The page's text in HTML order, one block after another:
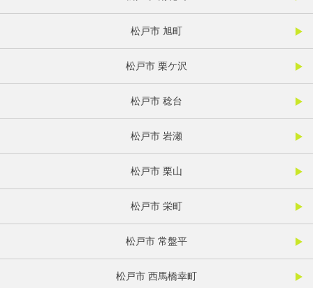
松戸市 旭町
松戸市 栗ケ沢
松戸市 稔台
松戸市 岩瀬
松戸市 栗山
松戸市 栄町
松戸市 常盤平
松戸市 西馬橋幸町